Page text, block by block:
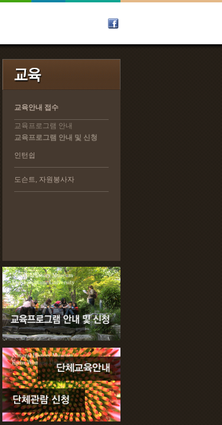
교육안내 접수
교육프로그램 안내
교육프로그램 안내 및 신청
인턴쉽
도슨트, 자원봉사자
교육안내 접수
교육프로그램 안내
교육프로그램 안내 및 신청
인턴쉽
도슨트, 자원봉사자